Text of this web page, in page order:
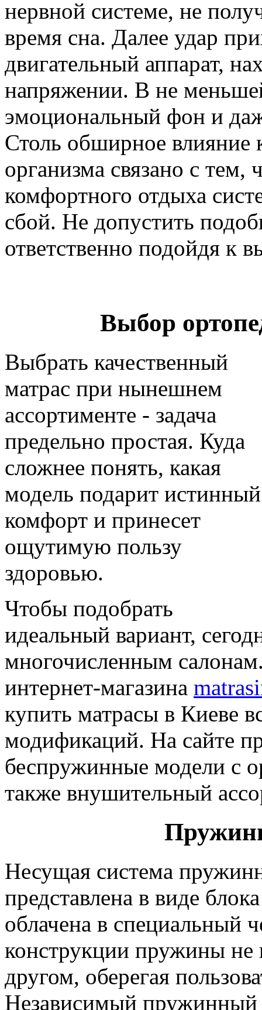
нервной системе, не
время сна. Далее удар
двигательный аппарат,
напряжении. В не
эмоциональный фон и
Столь обширное влияние
организма связано с тем,
комфортного отдыха
сбой. Не допустить
ответственно подойдя к
Выбор
Выбрать качественный
матрас при нынешнем
ассортименте - задача
предельно простая. Куда
сложнее понять, какая
модель подарит истинный
комфорт и принесет
ощутимую пользу
здоровью.
Чтобы подобрать
идеальный вариант,
многочисленным
интернет-магазина
купить матрасы в Киеве
модификаций. На сайте
беспружинные модели с
также внушительный
Несущая система
представлена в виде
облачена в специальный
конструкции пружины не
другом, оберегая
Независимый пружинный